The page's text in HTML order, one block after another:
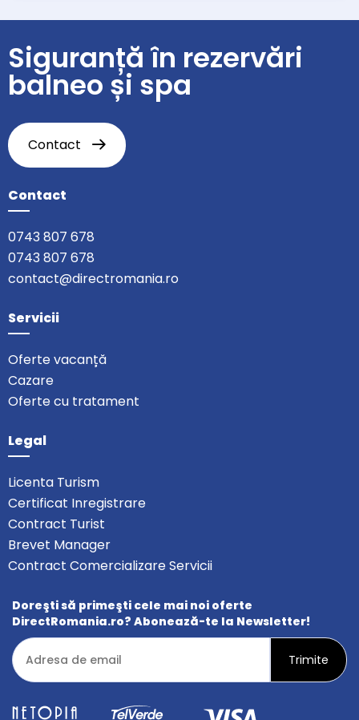
Siguranță în rezervări
balneo și spa
Contact
Contact
0743 807 678
0743 807 678
contact@directromania.ro
Servicii
Oferte vacanță
Cazare
Oferte cu tratament
Legal
Licenta Turism
Certificat Inregistrare
Contract Turist
Brevet Manager
Contract Comercializare Servicii
Doreşti să primeşti cele mai noi oferte
DirectRomania.ro? Abonează-te la Newsletter!